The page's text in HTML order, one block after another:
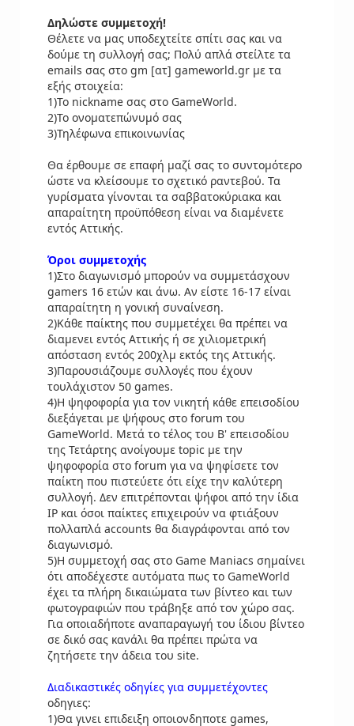
Δηλώστε συμμετοχή!
Θέλετε να μας υποδεχτείτε σπίτι σας και να
δούμε τη συλλογή σας; Πολύ απλά στείλτε τα
emails σας στο gm [ατ] gameworld.gr με τα
εξής στοιχεία:
1)Το nickname σας στο GameWorld.
2)Το ονοματεπώνυμό σας
3)Τηλέφωνα επικοινωνίας
Θα έρθουμε σε επαφή μαζί σας το συντομότερο
ώστε να κλείσουμε το σχετικό ραντεβού. Τα
γυρίσματα γίνονται τα σαββατοκύριακα και
απαραίτητη προϋπόθεση είναι να διαμένετε
εντός Αττικής.
Όροι συμμετοχής
1)Στο διαγωνισμό μπορούν να συμμετάσχουν
gamers 16 ετών και άνω. Αν είστε 16-17 είναι
απαραίτητη η γονική συναίνεση.
2)Κάθε παίκτης που συμμετέχει θα πρέπει να
διαμενει εντός Αττικής ή σε χιλιομετρική
απόσταση εντός 200χλμ εκτός της Αττικής.
3)Παρουσιάζουμε συλλογές που έχουν
τουλάχιστον 50 games.
4)Η ψηφοφορία για τον νικητή κάθε επεισοδίου
διεξάγεται με ψήφους στο forum του
GameWorld. Μετά το τέλος του Β' επεισοδίου
της Τετάρτης ανοίγουμε topic με την
ψηφοφορία στο forum για να ψηφίσετε τον
παίκτη που πιστεύετε ότι είχε την καλύτερη
συλλογή. Δεν επιτρέπονται ψήφοι από την ίδια
IP και όσοι παίκτες επιχειρούν να φτιάξουν
πολλαπλά accounts θα διαγράφονται από τον
διαγωνισμό.
5)Η συμμετοχή σας στο Game Maniacs σημαίνει
ότι αποδέχεστε αυτόματα πως το GameWorld
έχει τα πλήρη δικαιώματα των βίντεο και των
φωτογραφιών που τράβηξε από τον χώρο σας.
Για οποιαδήποτε αναπαραγωγή του ίδιου βίντεο
σε δικό σας κανάλι θα πρέπει πρώτα να
ζητήσετε την άδεια του site.
Διαδικαστικές οδηγίες για συμμετέχοντες
οδηγιες:
1)Θα γινει επιδειξη οποιονδηποτε games,